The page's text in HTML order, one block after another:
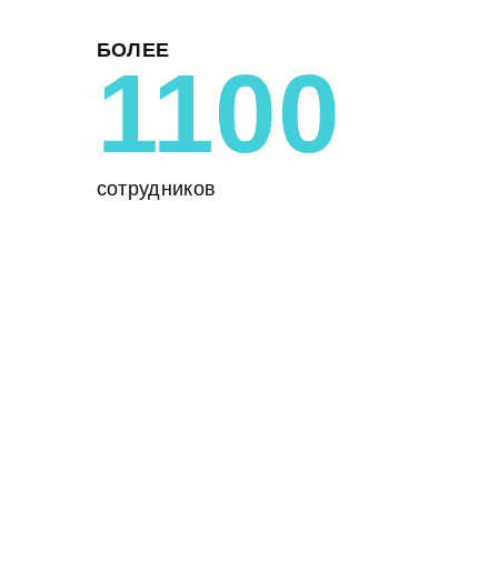
БОЛЕЕ
1100
сотрудников